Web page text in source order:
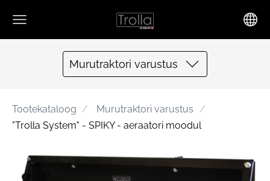
Murutraktori varustus
Tootekataloog
Murutraktori varustus
"Trolla System" - SPIKY - aeraatori moodul